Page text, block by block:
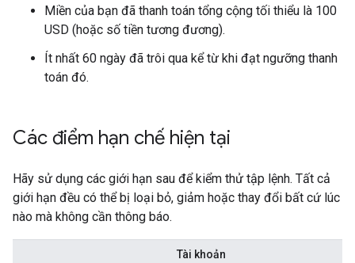
Miền của bạn đã thanh toán tổng cộng tối thiểu là 100
USD (hoặc số tiền tương đương).
Ít nhất 60 ngày đã trôi qua kể từ khi đạt ngưỡng thanh
toán đó.
Các điểm hạn chế hiện tại
Hãy sử dụng các giới hạn sau để kiểm thử tập lệnh. Tất cả
giới hạn đều có thể bị loại bỏ, giảm hoặc thay đổi bất cứ lúc
nào mà không cần thông báo.
Tài khoản